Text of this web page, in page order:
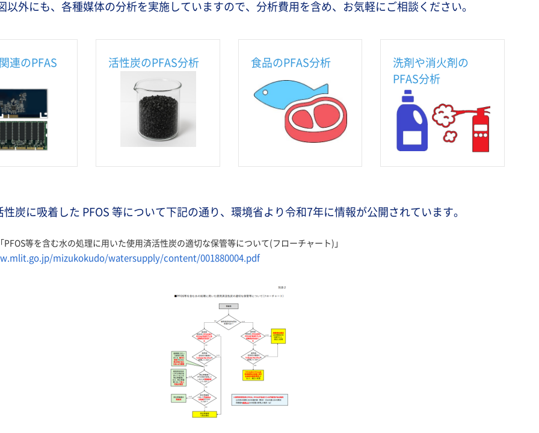
以外にも、各種媒体の分析を実施していますので、分析費用を含め、お気軽にご相談ください。
連のPFAS 活性炭のPFAS分析 食品のPFAS分析
洗剤や消火剤の
PFAS分析
性炭に吸着した PFOS 等について下記の通り、環境省より令和7年に情報が公開されています。
PFOS等を含む水の処理に用いた使用済活性炭の適切な保管等について(フローチャート)」
mizukokudo/watersupply/content/001880004.pdf